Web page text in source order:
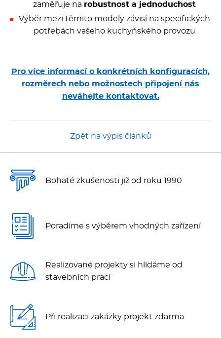
zaměřuje na robustnost a jednoduchost
Výběr mezi těmito modely závisí na specifických
potřebách vašeho kuchyňského provozu
Pro více informací o konkrétních konfiguracích,
rozměrech nebo možnostech připojení nás
neváhejte kontaktovat.
Zpět na výpis článků
Bohaté zkušenosti již od roku 1990
Poradíme s výběrem vhodných zařízení
Realizované projekty si hlídáme od
stavebních prací
Při realizaci zakázky projekt zdarma